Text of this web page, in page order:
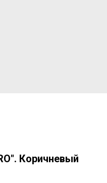
Коричневый